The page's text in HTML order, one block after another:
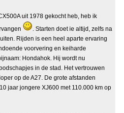
uit 1978 gekocht heb, heb ik
. Starten doet ie altijd, zelfs na
Rijden is een heel aparte ervaring
voorvering en keiharde
Hondahok. Hij wordt nu
in de stad. Het vertrouwen
op de A27. De grote afstanden
jaar jongere XJ600 met 110.000 km op